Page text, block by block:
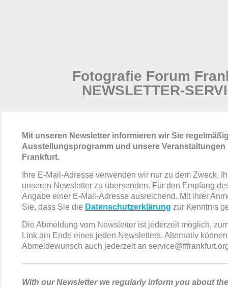
Fotografie Forum
NEWSLETTER-
Mit unseren Newsletter informieren wir Sie
Ausstellungsprogramm und unsere Veranstaltungen
Frankfurt.
Ihre E-Mail-Adresse verwenden wir nur zu dem Zweck,
unseren Newsletter zu übersenden. Für den Empfang
Angabe einer E-Mail-Adresse ausreichend. Mit ihrer
Sie, dass Sie die Datenschutzerklärung zur Kenntnis
Die Abmeldung vom Newsletter ist jederzeit möglich,
Link am Ende eines jeden Newsletters. Alternativ
Abmeldewunsch auch jederzeit an
With our Newsletter we regularly inform you about